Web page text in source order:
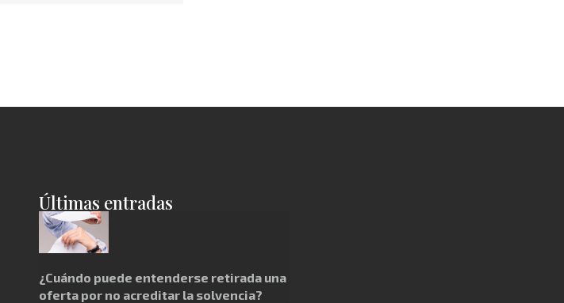
Últimas entradas
¿Cuándo puede entenderse retirada una
oferta por no acreditar la solvencia?